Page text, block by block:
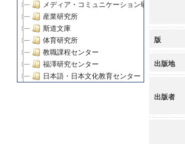
メディア・コミュニケーション研究所
産業研究所
斯道文庫
体育研究所
教職課程センター
福澤研究センター
日本語・日本文化教育センター
版
出版地
出版者